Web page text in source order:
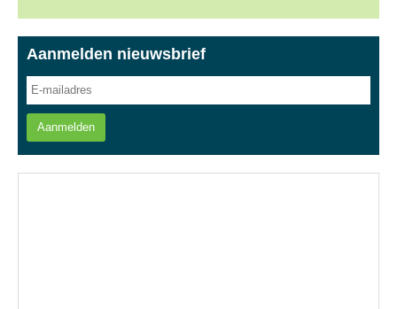
Aanmelden nieuwsbrief
Aanmelden